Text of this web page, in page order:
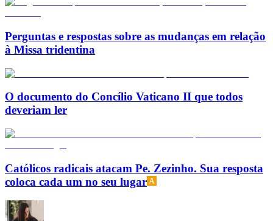
Perguntas e respostas sobre as mudanças em relação
à Missa tridentina
O documento do Concílio Vaticano II que todos
deveriam ler
Católicos radicais atacam Pe. Zezinho. Sua resposta
coloca cada um no seu lugar